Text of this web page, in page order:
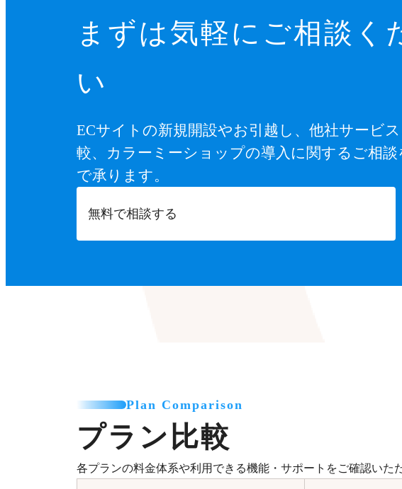
まずは気軽にご相談く
い
ECサイトの新規開設やお引越し、他社サービ
較、カラーミーショップの導入に関するご相談
で承ります。
無料で相談する
Plan Comparison
プラン比較
各プランの料金体系や利用できる機能・サポートをご確認いた